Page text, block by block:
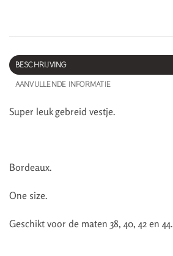
BESCHRIJVING
AANVULLENDE INFORMATIE
Super leuk gebreid vestje.
Bordeaux.
One size.
Geschikt voor de maten 38, 40, 42 en 44.